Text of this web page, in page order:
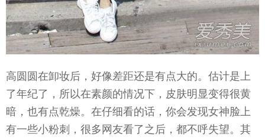
高圆圆在卸妆后，好像差距还是有点大的。估计是上
了年纪了，所以在素颜的情况下，皮肤明显变得很黄
暗，也有点乾燥。在仔细看的话，你会发现女神脸上
有一些小粉刺，很多网友看了之后，都不呼失望。其